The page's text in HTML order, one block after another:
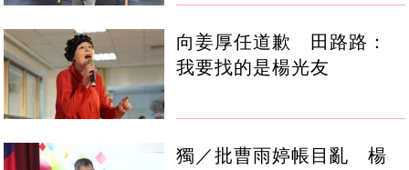
向姜厚任道歉 田路路：
我要找的是楊光友
獨／批曹雨婷帳目亂 楊